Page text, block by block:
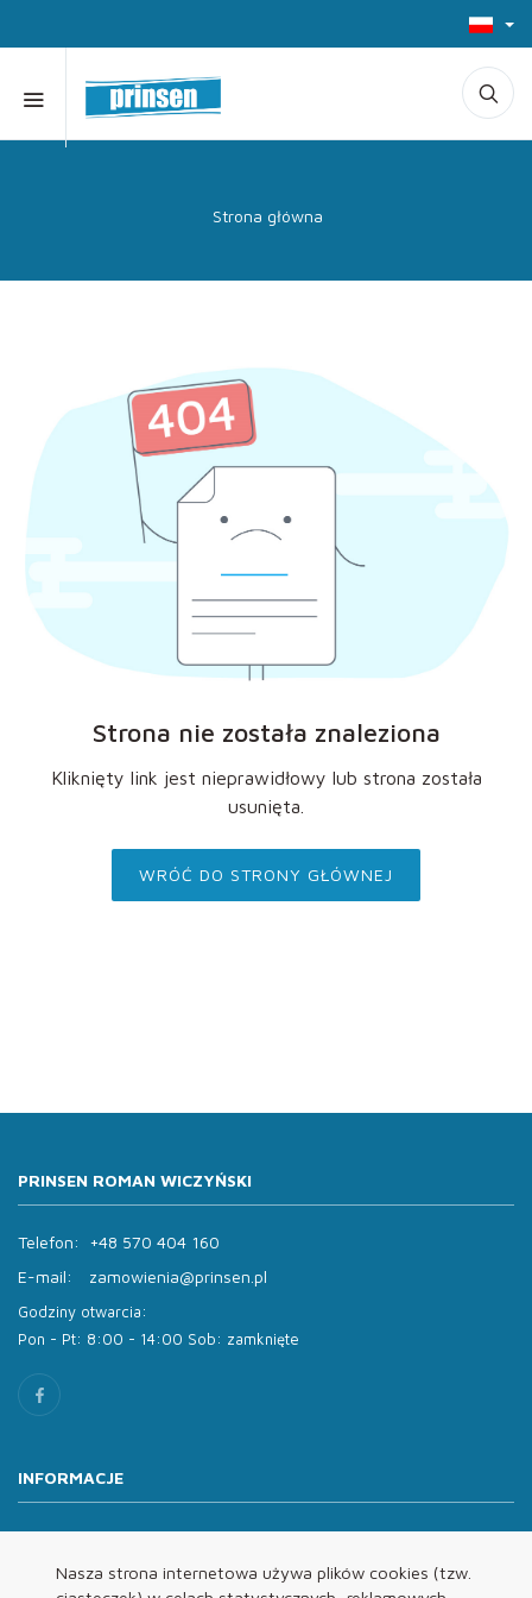
Nasza strona internetowa używa plików cookies (tzw.
Strona główna
Strona nie została znaleziona
Kliknięty link jest nieprawidłowy lub strona została
usunięta.
WRÓĆ DO STRONY GŁÓWNEJ
PRINSEN ROMAN WICZYŃSKI
Telefon:
+48 570 404 160
E-mail:
zamowienia@prinsen.pl
Godziny otwarcia:
Pon - Pt: 8:00 - 14:00 Sob: zamknięte
INFORMACJE
Oferta